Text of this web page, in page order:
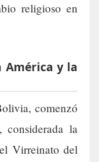
religioso en
América y la
comenzó
considerada la
Virreinato del